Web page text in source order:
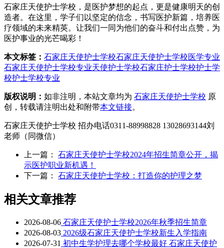
石家庄天使护士学校，是医护梦想的起点，更是健康明天的创
造者。在这里，学子们以坚定的信念，书写医护新篇，培养医
疗领域的未来精英。让我们一同为他们的奋斗和付出点赞，为
医护事业的光芒喝彩！
本文标签： 石家庄天使护士学校石家庄天使护士学校医学专业
石家庄天使护士学校专业天使护士学校石家庄护士学校护士学
校护士学校专业
版权说明： 如非注明，本站文章均为 石家庄天使护士学校 原
创，转载请注明出处和附带本文链接。
石家庄天使护士学校 招办电话0311-88998828 13028693144刘
老师（同微信）
上一篇： 石家庄天使护士学校2024年招生简章公开，揭
示医护职业新机遇！
下一篇： 石家庄天使护士学校：打造你的护理之梦
相关文章推荐
2026-08-06 石家庄天使护士学校2026年秋季招生简章
2026-08-03 2026级石家庄天使护士学校新生入学指南
2026-07-31 初中生学护理去哪个学校最好 石家庄天使护